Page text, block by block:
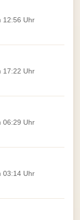
12:56 Uhr
17:22 Uhr
06:29 Uhr
03:14 Uhr